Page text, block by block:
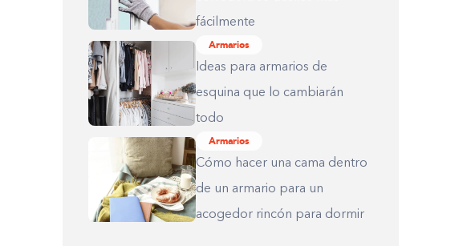
fácilmente
Armarios
Ideas para armarios de
esquina que lo cambiarán
todo
Armarios
Cómo hacer una cama dentro
de un armario para un
acogedor rincón para dormir